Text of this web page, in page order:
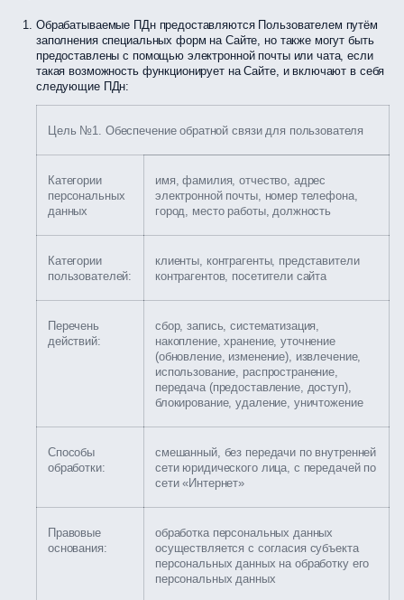
Обрабатываемые ПДн предоставляются Пользователем путём
заполнения специальных форм на Сайте, но также могут быть
предоставлены с помощью электронной почты или чата, если
такая возможность функционирует на Сайте, и включают в себя
следующие ПДн:
Цель №1. Обеспечение обратной связи для пользователя
Категории
персональных
данных
имя, фамилия, отчество, адрес
электронной почты, номер телефона,
город, место работы, должность
Категории
пользователей:
клиенты, контрагенты, представители
контрагентов, посетители сайта
Перечень
действий:
сбор, запись, систематизация,
накопление, хранение, уточнение
(обновление, изменение), извлечение,
использование, распространение,
передача (предоставление, доступ),
блокирование, удаление, уничтожение
Способы
обработки:
смешанный, без передачи по внутренней
сети юридического лица, с передачей по
сети «Интернет»
Правовые
основания:
обработка персональных данных
осуществляется с согласия субъекта
персональных данных на обработку его
персональных данных